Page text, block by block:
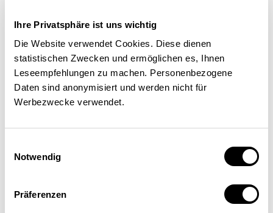
Ihre Privatsphäre ist uns wichtig
Die Website verwendet Cookies. Diese dienen
statistischen Zwecken und ermöglichen es, Ihnen
Leseempfehlungen zu machen. Personenbezogene
Daten sind anonymisiert und werden nicht für
Werbezwecke verwendet.
Notwendig
Präferenzen
commerce des énergies fossiles
constitue des risques majeurs
pouvant conduire à des
impasses relativement
politique intérieure. Ainsi, dans
quelques pays, une grande part
des revenus pétroliers ou